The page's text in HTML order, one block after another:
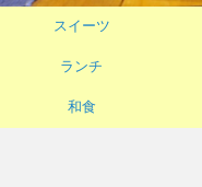
スイーツ
ランチ
和食